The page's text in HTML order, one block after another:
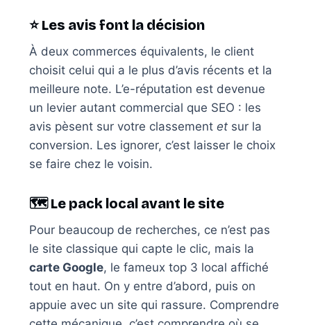
⭐ Les avis font la décision
À deux commerces équivalents, le client
choisit celui qui a le plus d’avis récents et la
meilleure note. L’e-réputation est devenue
un levier autant commercial que SEO : les
avis pèsent sur votre classement et sur la
conversion. Les ignorer, c’est laisser le choix
se faire chez le voisin.
🗺️ Le pack local avant le site
Pour beaucoup de recherches, ce n’est pas
le site classique qui capte le clic, mais la
carte Google, le fameux top 3 local affiché
tout en haut. On y entre d’abord, puis on
appuie avec un site qui rassure. Comprendre